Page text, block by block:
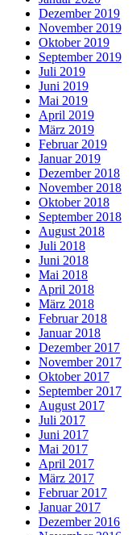
Dezember 2019
November 2019
Oktober 2019
September 2019
Juli 2019
Juni 2019
Mai 2019
April 2019
März 2019
Februar 2019
Januar 2019
Dezember 2018
November 2018
Oktober 2018
September 2018
August 2018
Juli 2018
Juni 2018
Mai 2018
April 2018
März 2018
Februar 2018
Januar 2018
Dezember 2017
November 2017
Oktober 2017
September 2017
August 2017
Juli 2017
Juni 2017
Mai 2017
April 2017
März 2017
Februar 2017
Januar 2017
Dezember 2016